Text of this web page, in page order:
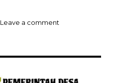
Leave a comment